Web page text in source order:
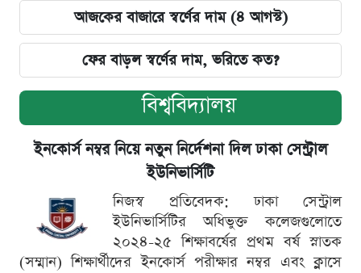
আজকের বাজারে স্বর্ণের দাম (৪ আগস্ট)
ফের বাড়ল স্বর্ণের দাম, ভরিতে কত?
বিশ্ববিদ্যালয়
ইনকোর্স নম্বর নিয়ে নতুন নির্দেশনা দিল ঢাকা সেন্ট্রাল
ইউনিভার্সিটি
নিজস্ব প্রতিবেদক: ঢাকা সেন্ট্রাল
ইউনিভার্সিটির অধিভুক্ত কলেজগুলোতে
২০২৪-২৫ শিক্ষাবর্ষের প্রথম বর্ষ স্নাতক
(সম্মান) শিক্ষার্থীদের ইনকোর্স পরীক্ষার নম্বর এবং ক্লাসে